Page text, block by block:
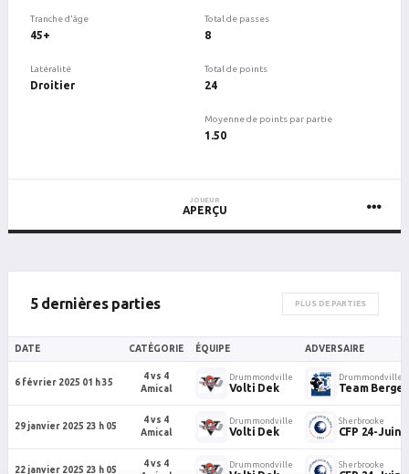
Tranche d'âge
45+
Latéralité
Droitier
Total de passes
8
Total de points
24
Moyenne de points par partie
1.50
JOUEUR
APERÇU
5 dernières parties PLUS DE PARTIES
DATE CATÉGORIE ÉQUIPE ADVERSAIRE
6 février 2025 01 h 35
4 vs 4
Amical
Drummondville
Volti Dek
Drummondville
Team
29 janvier 2025 23 h 05
4 vs 4
Amical
Drummondville
Volti Dek
Sherbrooke
CFP 24-Juin
22 janvier 2025 23 h 05
4 vs 4
Drummondville Sherbrooke